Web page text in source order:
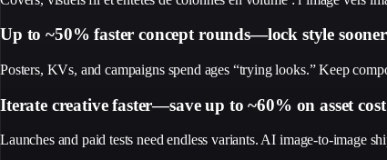
Up to ~50% faster concept rounds—lock style sooner
Posters, KVs, and campaigns spend ages “trying looks.” Keep
Iterate creative faster—save up to ~60% on asset cost
Launches and paid tests need endless variants. AI image-to-image